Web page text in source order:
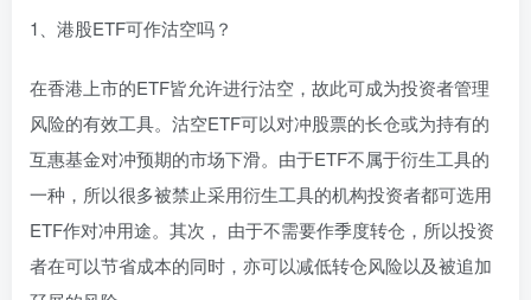
1、港股ETF可作沽空吗？
在香港上市的ETF皆允许进行沽空，故此可成为投资者管理
风险的有效工具。沽空ETF可以对冲股票的长仓或为持有的
互惠基金对冲预期的市场下滑。由于ETF不属于衍生工具的
一种，所以很多被禁止采用衍生工具的机构投资者都可选用
ETF作对冲用途。其次， 由于不需要作季度转仓，所以投资
者在可以节省成本的同时，亦可以减低转仓风险以及被追加